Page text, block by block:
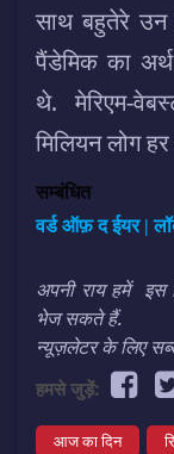
साथ बहुतेरे उन
पैंडेमिक का
थे. मेरिएम-
मिलियन लोग
सम्बंधित
वर्ड ऑफ़ द ईयर |
अपनी राय हमें इस
भेज सकते हैं.
न्यूज़लेटर के लिए
हमसे जुड़ें:
आज का दिन